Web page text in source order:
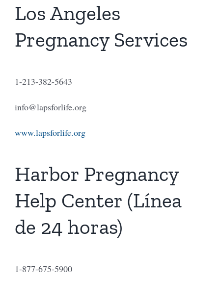
Los Angeles
Pregnancy Services
1-213-382-5643
info@lapsforlife.org
www.lapsforlife.org
Harbor Pregnancy
Help Center (Línea
de 24 horas)
1-877-675-5900